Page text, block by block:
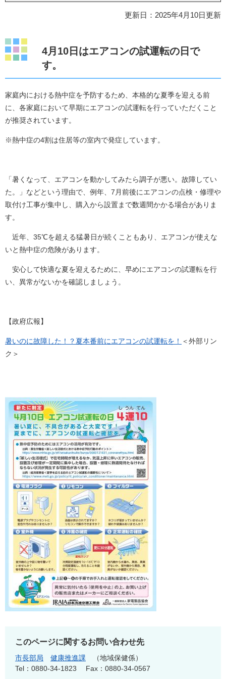
更新日：2025年4月10日更新
4月10日はエアコンの試運転の日で
す。
家庭内における熱中症を予防するため、本格的な夏季を迎える前
に、各家庭において早期にエアコンの試運転を行っていただくこと
が推奨されています。
※熱中症の4割は住居等の室内で発症しています。
「暑くなって、エアコンを動かしてみたら調子が悪い。故障してい
た。」などという理由で、例年、7月前後にエアコンの点検・修理や
取付け工事が集中し、購入から設置まで数週間かかる場合がありま
す。
近年、35℃を超える猛暑日が続くこともあり、エアコンが使えな
いと熱中症の危険があります。
安心して快適な夏を迎えるために、早めにエアコンの試運転を行
い、異常がないかを確認しましょう。
【政府広報】
暑いのに故障した！？夏本番前にエアコンの試運転を！ ＜外部リン
ク＞
このページに関するお問い合わせ先
市長部局 健康推進課
地域保健係
Tel：0880-34-1823
Fax：0880-34-0567